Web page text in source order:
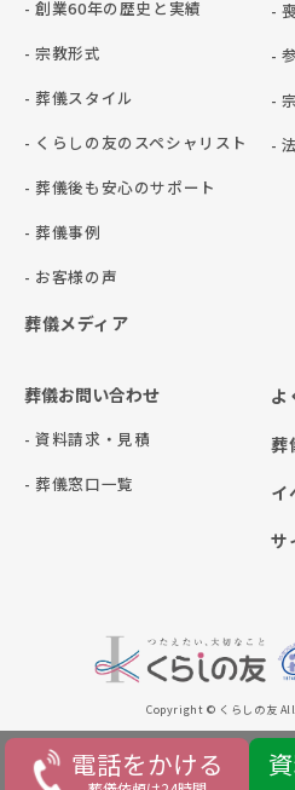
電話をかける
- 創業60年の歴史と実績
- 宗教形式
- 葬儀スタイル
- くらしの友のスペシャリスト
- 葬儀後も安心のサポート
- 葬儀事例
- お客様の声
葬儀メディア
-
-
-
-
葬儀お問い合わせ
- 資料請求・見積
- 葬儀窓口一覧
よ
葬
イ
サ
Copyright © くらしの友